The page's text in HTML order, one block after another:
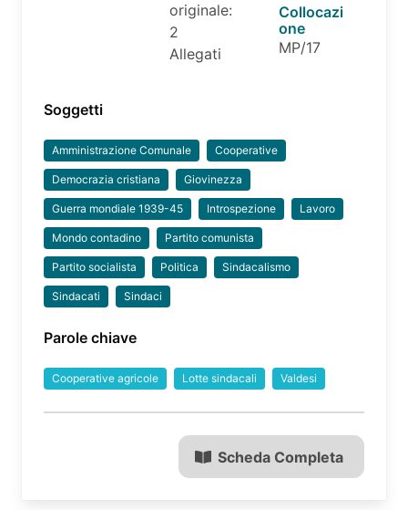
originale:
2
Allegati
Collocazi
one
MP/17
Soggetti
Amministrazione Comunale Cooperative
Democrazia cristiana Giovinezza
Guerra mondiale 1939-45 Introspezione Lavoro
Mondo contadino Partito comunista
Partito socialista Politica Sindacalismo
Sindacati Sindaci
Parole chiave
Cooperative agricole Lotte sindacali Valdesi
Scheda Completa